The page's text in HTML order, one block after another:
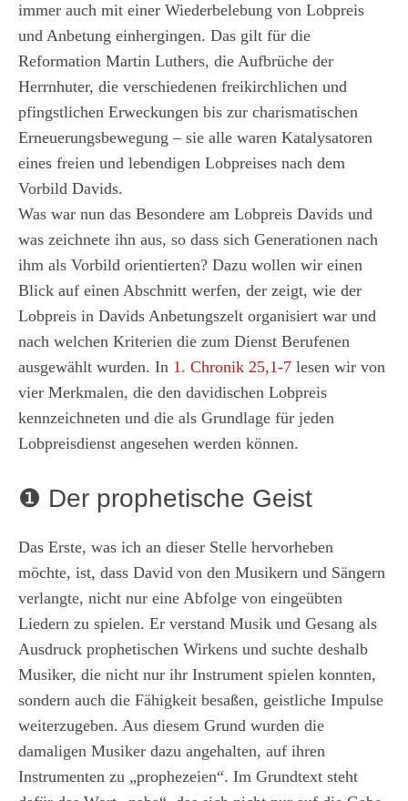
immer auch mit einer Wiederbelebung von Lobpreis
und Anbetung einhergingen. Das gilt für die
Reformation Martin Luthers, die Aufbrüche der
Herrnhuter, die verschiedenen freikirchlichen und
pfingstlichen Erweckungen bis zur charismatischen
Erneuerungsbewegung – sie alle waren Katalysatoren
eines freien und lebendigen Lobpreises nach dem
Vorbild Davids.
Was war nun das Besondere am Lobpreis Davids und
was zeichnete ihn aus, so dass sich Generationen nach
ihm als Vorbild orientierten? Dazu wollen wir einen
Blick auf einen Abschnitt werfen, der zeigt, wie der
Lobpreis in Davids Anbetungszelt organisiert war und
nach welchen Kriterien die zum Dienst Berufenen
ausgewählt wurden. In 1. Chronik 25,1-7 lesen wir von
vier Merkmalen, die den davidischen Lobpreis
kennzeichneten und die als Grundlage für jeden
Lobpreisdienst angesehen werden können.
❶ Der prophetische Geist
Das Erste, was ich an dieser Stelle hervorheben
möchte, ist, dass David von den Musikern und Sängern
verlangte, nicht nur eine Abfolge von eingeübten
Liedern zu spielen. Er verstand Musik und Gesang als
Ausdruck prophetischen Wirkens und suchte deshalb
Musiker, die nicht nur ihr Instrument spielen konnten,
sondern auch die Fähigkeit besaßen, geistliche Impulse
weiterzugeben. Aus diesem Grund wurden die
damaligen Musiker dazu angehalten, auf ihren
Instrumenten zu „prophezeien“. Im Grundtext steht